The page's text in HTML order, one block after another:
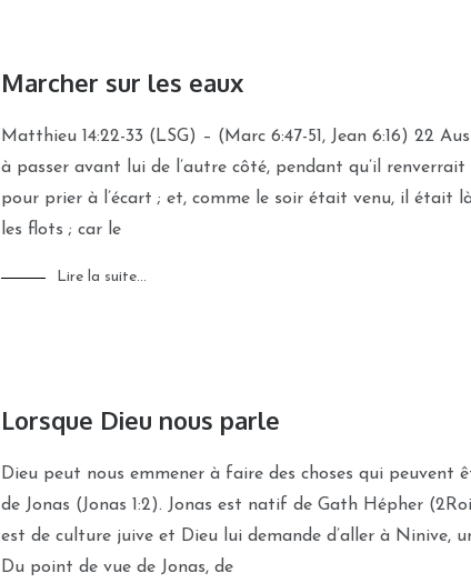
Marcher sur les eaux
Matthieu 14:22-33 (LSG) – (Marc 6:47-51, Jean 6:16) 22
à passer avant lui de l’autre côté, pendant qu’il
pour prier à l’écart ; et, comme le soir était venu, il était
les flots ; car le
Lire la suite...
Lorsque Dieu nous parle
Dieu peut nous emmener à faire des choses qui peuvent
de Jonas (Jonas 1:2). Jonas est natif de Gath Hépher
est de culture juive et Dieu lui demande d’aller à Ninive,
Du point de vue de Jonas, de